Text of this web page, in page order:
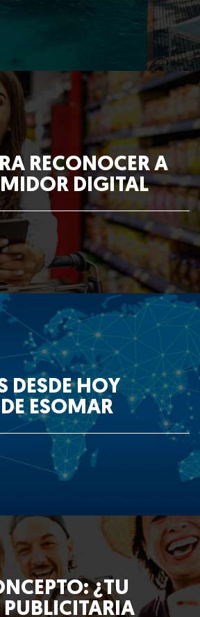
RECONOCER A
DIGITAL
DESDE HOY
ESOMAR
¿TU